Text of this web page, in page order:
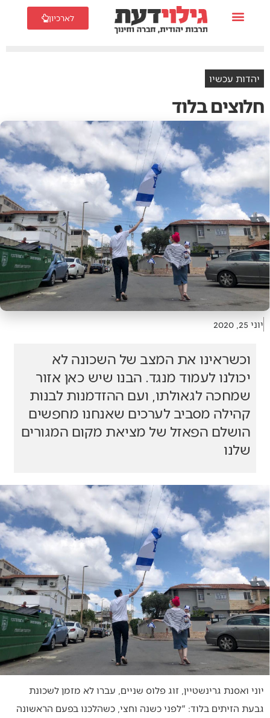
לארכיון
יהדות עכשיו
חלוצים בלוד
יוני 25, 2020
וכשראינו את המצב של השכונה לא
יכולנו לעמוד מנגד. הבנו שיש כאן אזור
שמחכה לגאולתו, ועם ההזדמנות לבנות
קהילה מסביב לערכים שאנחנו מחפשים
הושלם הפאזל של מציאת מקום המגורים
שלנו
יוני ואסנת גרינשטיין, זוג פלוס שניים, עברו לא מזמן לשכונת
גבעת הזיתים בלוד: "לפני כשנה וחצי, כשהלכנו בפעם הראשונה